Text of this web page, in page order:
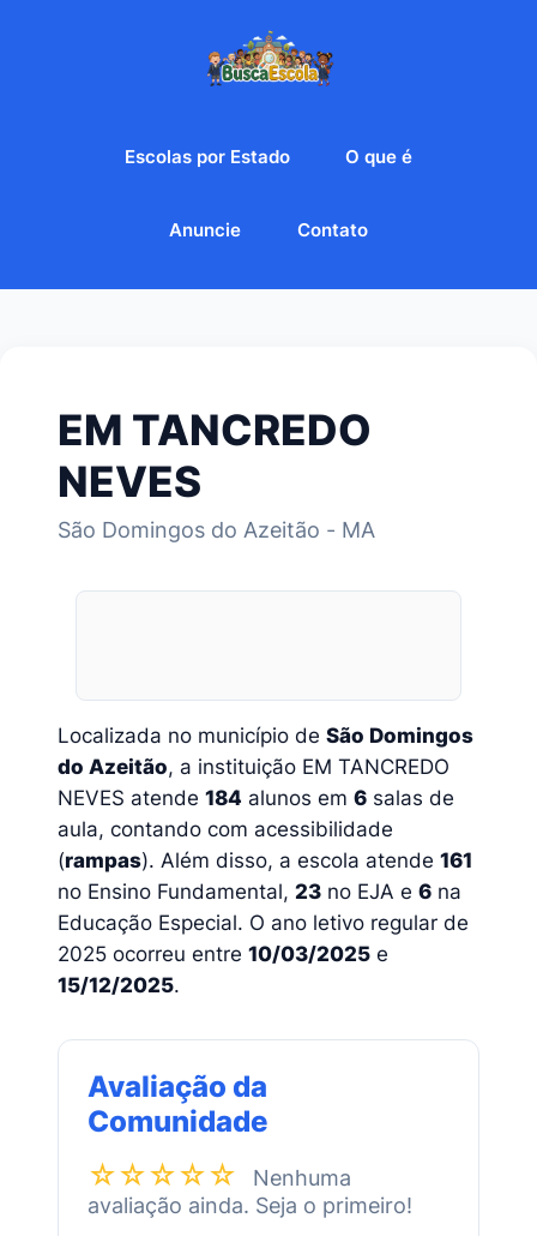
Escolas por Estado O que é
Anuncie Contato
EM TANCREDO
NEVES
São Domingos do Azeitão - MA
Localizada no município de São Domingos
do Azeitão, a instituição EM TANCREDO
NEVES atende 184 alunos em 6 salas de
aula, contando com acessibilidade
(rampas). Além disso, a escola atende 161
no Ensino Fundamental, 23 no EJA e 6 na
Educação Especial. O ano letivo regular de
2025 ocorreu entre 10/03/2025 e
15/12/2025.
Avaliação da
Comunidade
☆☆☆☆☆
Nenhuma
avaliação ainda. Seja o primeiro!